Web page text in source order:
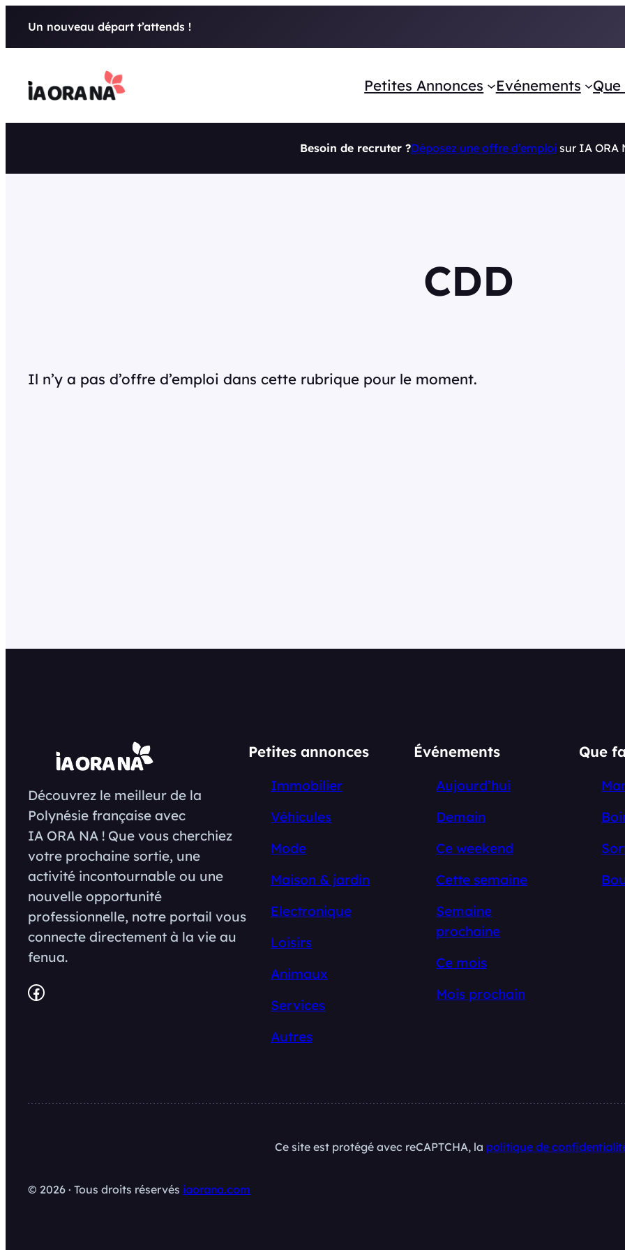
Un nouveau départ t’attends !
Petites Annonces Evénements
Besoin de recruter ?Déposez une offre d’emploisur IA ORA
CDD
Il n’y a pas d’offre d’emploi dans cette rubrique pour le moment.
Découvrez le meilleur de la
Polynésie française avec
IA ORA NA ! Que vous cherchiez
votre prochaine sortie, une
activité incontournable ou une
nouvelle opportunité
professionnelle, notre portail vous
connecte directement à la vie au
fenua.
Facebook
Petites annonces
Immobilier
Véhicules
Mode
Maison & jardin
Electronique
Loisirs
Animaux
Services
Autres
Événements
Aujourd’hui
Demain
Ce weekend
Cette semaine
Semaine
prochaine
Ce mois
Mois prochain
Que
Ce site est protégé avec reCAPTCHA, la politique de
© 2026 · Tous droits réservés iaorana.com